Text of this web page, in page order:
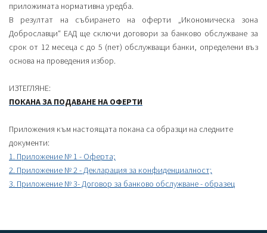
приложимата нормативна уредба.
В резултат на събирането на оферти „Икономическа зона
Доброславци“ ЕАД ще сключи договори за банково обслужване за
срок от 12 месеца с до 5 (пет) обслужващи банки, определени въз
основа на проведения избор.
ИЗТЕГЛЯНЕ:
ПОКАНА ЗА ПОДАВАНЕ НА ОФЕРТИ
Приложения към настоящата покана са образци на следните
документи:
1. Приложение № 1 - Оферта;
2. Приложение № 2 - Декларация за конфиденциалност;
3. Приложение № 3- Договор за банково обслужване - образец